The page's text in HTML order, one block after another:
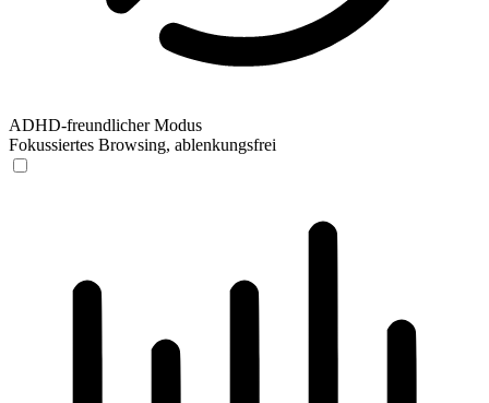
ADHD-freundlicher Modus
Fokussiertes Browsing, ablenkungsfrei